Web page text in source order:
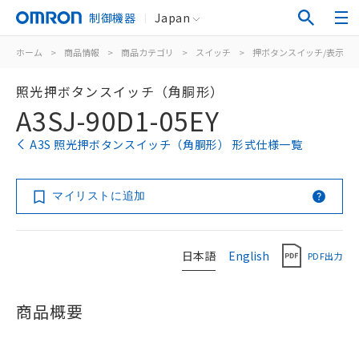
制御機器 Japan
ホーム > 商品情報 > 商品カテゴリ > スイッチ > 押ボタンスイッチ/表示灯
照光押ボタンスイッチ（角胴形）
A3SJ-90D1-05EY
A3S 照光押ボタンスイッチ（角胴形） 形式仕様一覧
マイリストに追加
日本語 English PDF出力
商品概要